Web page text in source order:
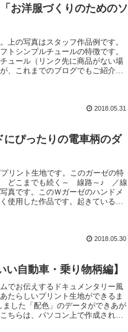
お洋服づくりのためのソ
上の写真はスタッフ作品例です。
トシンプルチュールの特徴です。
ュール（リンク先に商品がない場
、これまでのブログでもご紹介し
2018.05.31
ぴったりの電車柄のダ
リント生地です。このガーゼの特
どこまでも続く～ 線路～♪ ／線
真です。このＷガーゼのハンドメ
使用した作品です。起きている時
2018.05.30
自動車・乗り物柄編】
でお伝えするドキュメンタリー風
たらしいプリント生地ができるま
した「配色」のデータができあが
らは、パソコン上で作成された